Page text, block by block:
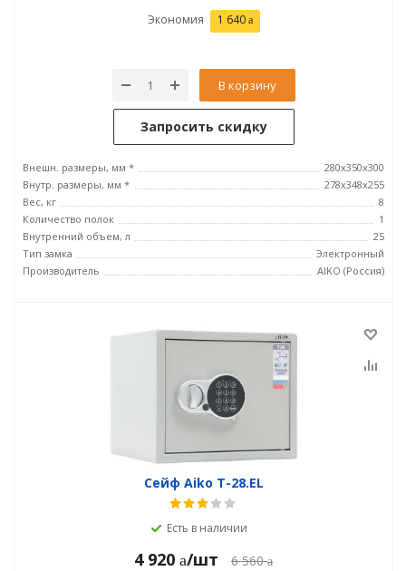
Экономия 1 640
В корзину
Запросить скидку
Внешн. размеры, мм *
280x350x300
Внутр. размеры, мм *
278x348x255
Вес, кг
8
Количество полок
1
Внутренний объем, л
25
Тип замка
Электронный
Производитель
AIKO (Россия)
Сейф Aiko T-28.EL
Есть в наличии
4 920 /шт 6 560